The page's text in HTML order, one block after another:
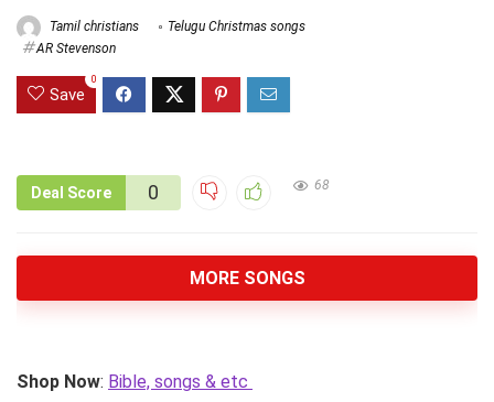
Tamil christians
Telugu Christmas songs
AR Stevenson
Save
0
Deal Score 0 68
MORE SONGS
Shop Now: Bible, songs & etc